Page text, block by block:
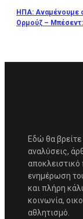
ΗΠΑ: Αναμένουμε
Ορμούζ – Μπέσεντ:
Εδώ θα
αναλύσεις,
αποκλειστικό
ενημέρωση
και πλήρη
κοινωνία,
αθλητισμό.